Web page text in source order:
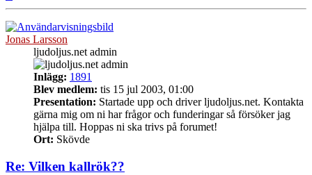
Jonas Larsson
ljudoljus.net admin
Inlägg: 1891
Blev medlem: tis 15 jul 2003, 01:00
Presentation: Startade upp och driver ljudoljus.net. Kontakta
gärna mig om ni har frågor och funderingar så försöker jag
hjälpa till. Hoppas ni ska trivs på forumet!
Ort: Skövde
Re: Vilken kallrök??